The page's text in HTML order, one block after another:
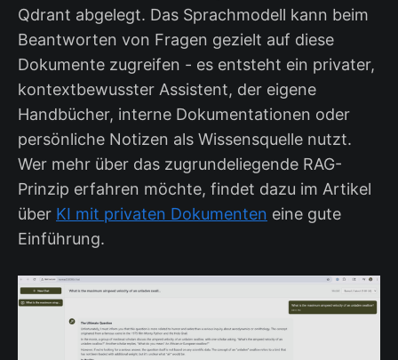
Qdrant abgelegt. Das Sprachmodell kann beim
Beantworten von Fragen gezielt auf diese
Dokumente zugreifen - es entsteht ein privater,
kontextbewusster Assistent, der eigene
Handbücher, interne Dokumentationen oder
persönliche Notizen als Wissensquelle nutzt.
Wer mehr über das zugrundeliegende RAG-
Prinzip erfahren möchte, findet dazu im Artikel
über KI mit privaten Dokumenten eine gute
Einführung.